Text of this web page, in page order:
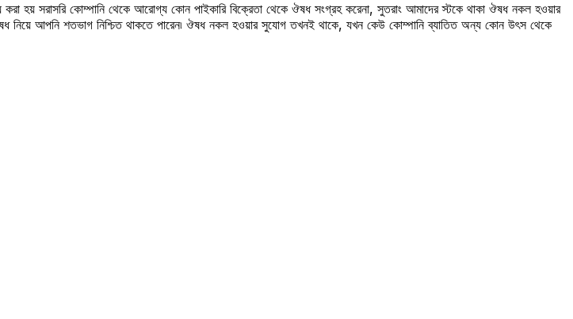
হয় সরাসরি কোম্পানি থেকে আরোগ্য কোন পাইকারি বিক্রেতা থেকে ঔষধ সংগ্রহ করেনা, সুতরাং আমাদের স্টকে থাকা ঔষধ নকল হওয়ার
নিয়ে আপনি শতভাগ নিশ্চিত থাকতে পারেন৷ ঔষধ নকল হওয়ার সুযোগ তখনই থাকে, যখন কেউ কোম্পানি ব্যাতিত অন্য কোন উৎস থেকে